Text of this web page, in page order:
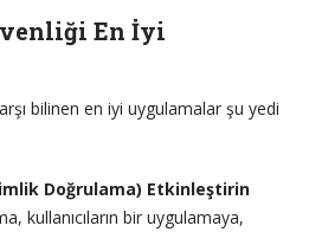
En İyi
bilinen en iyi uygulamalar şu yedi
Doğrulama) Etkinleştirin
kullanıcıların bir uygulamaya,